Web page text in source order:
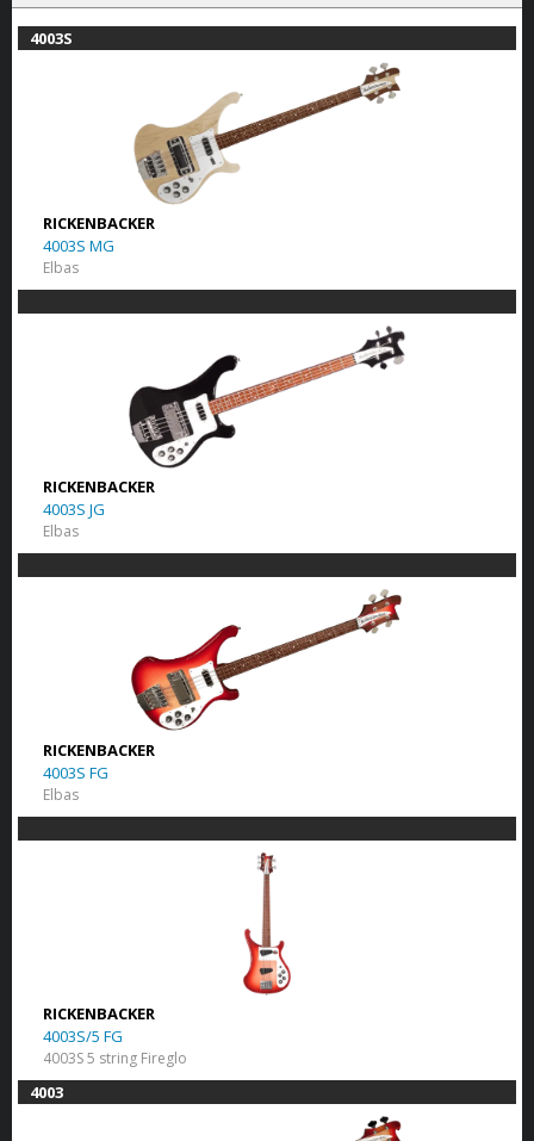
4003S
RICKENBACKER
4003S MG
Elbas
RICKENBACKER
4003S JG
Elbas
RICKENBACKER
4003S FG
Elbas
RICKENBACKER
4003S/5 FG
4003S 5 string Fireglo
4003